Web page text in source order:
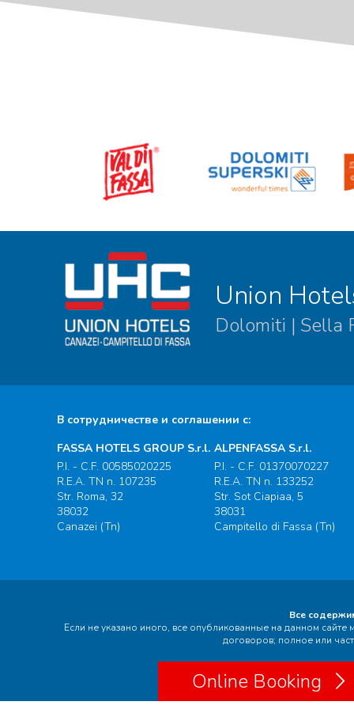
Online Booking
Union
Dolomiti | Sella
В сотрудничестве и соглашении с:
FASSA HOTELS GROUP S.r.l.
P.I. - C.F. 00585020225
R.E.A. TN n. 107235
Str. Roma, 32
38032
Canazei (Tn)
ALPENFASSA S.r.l.
P.I. - C.F. 01370070227
R.E.A. TN n. 133252
Str. Sot Ciapiaa, 5
38031
Campitello di Fassa (Tn)
Все
Если не указано иного, все опубликованные на данном
договоров; полное или
P.Iva 00585020225 |